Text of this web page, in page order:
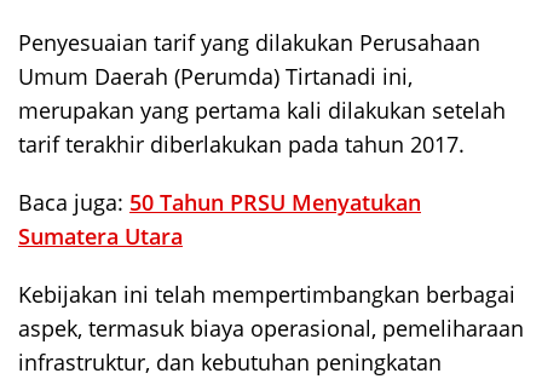
Penyesuaian tarif yang dilakukan Perusahaan
Umum Daerah (Perumda) Tirtanadi ini,
merupakan yang pertama kali dilakukan setelah
tarif terakhir diberlakukan pada tahun 2017.
Baca juga: 50 Tahun PRSU Menyatukan
Sumatera Utara
Kebijakan ini telah mempertimbangkan berbagai
aspek, termasuk biaya operasional, pemeliharaan
infrastruktur, dan kebutuhan peningkatan